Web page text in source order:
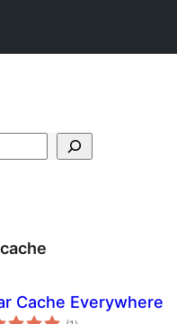
Cache Everywhere
कुल